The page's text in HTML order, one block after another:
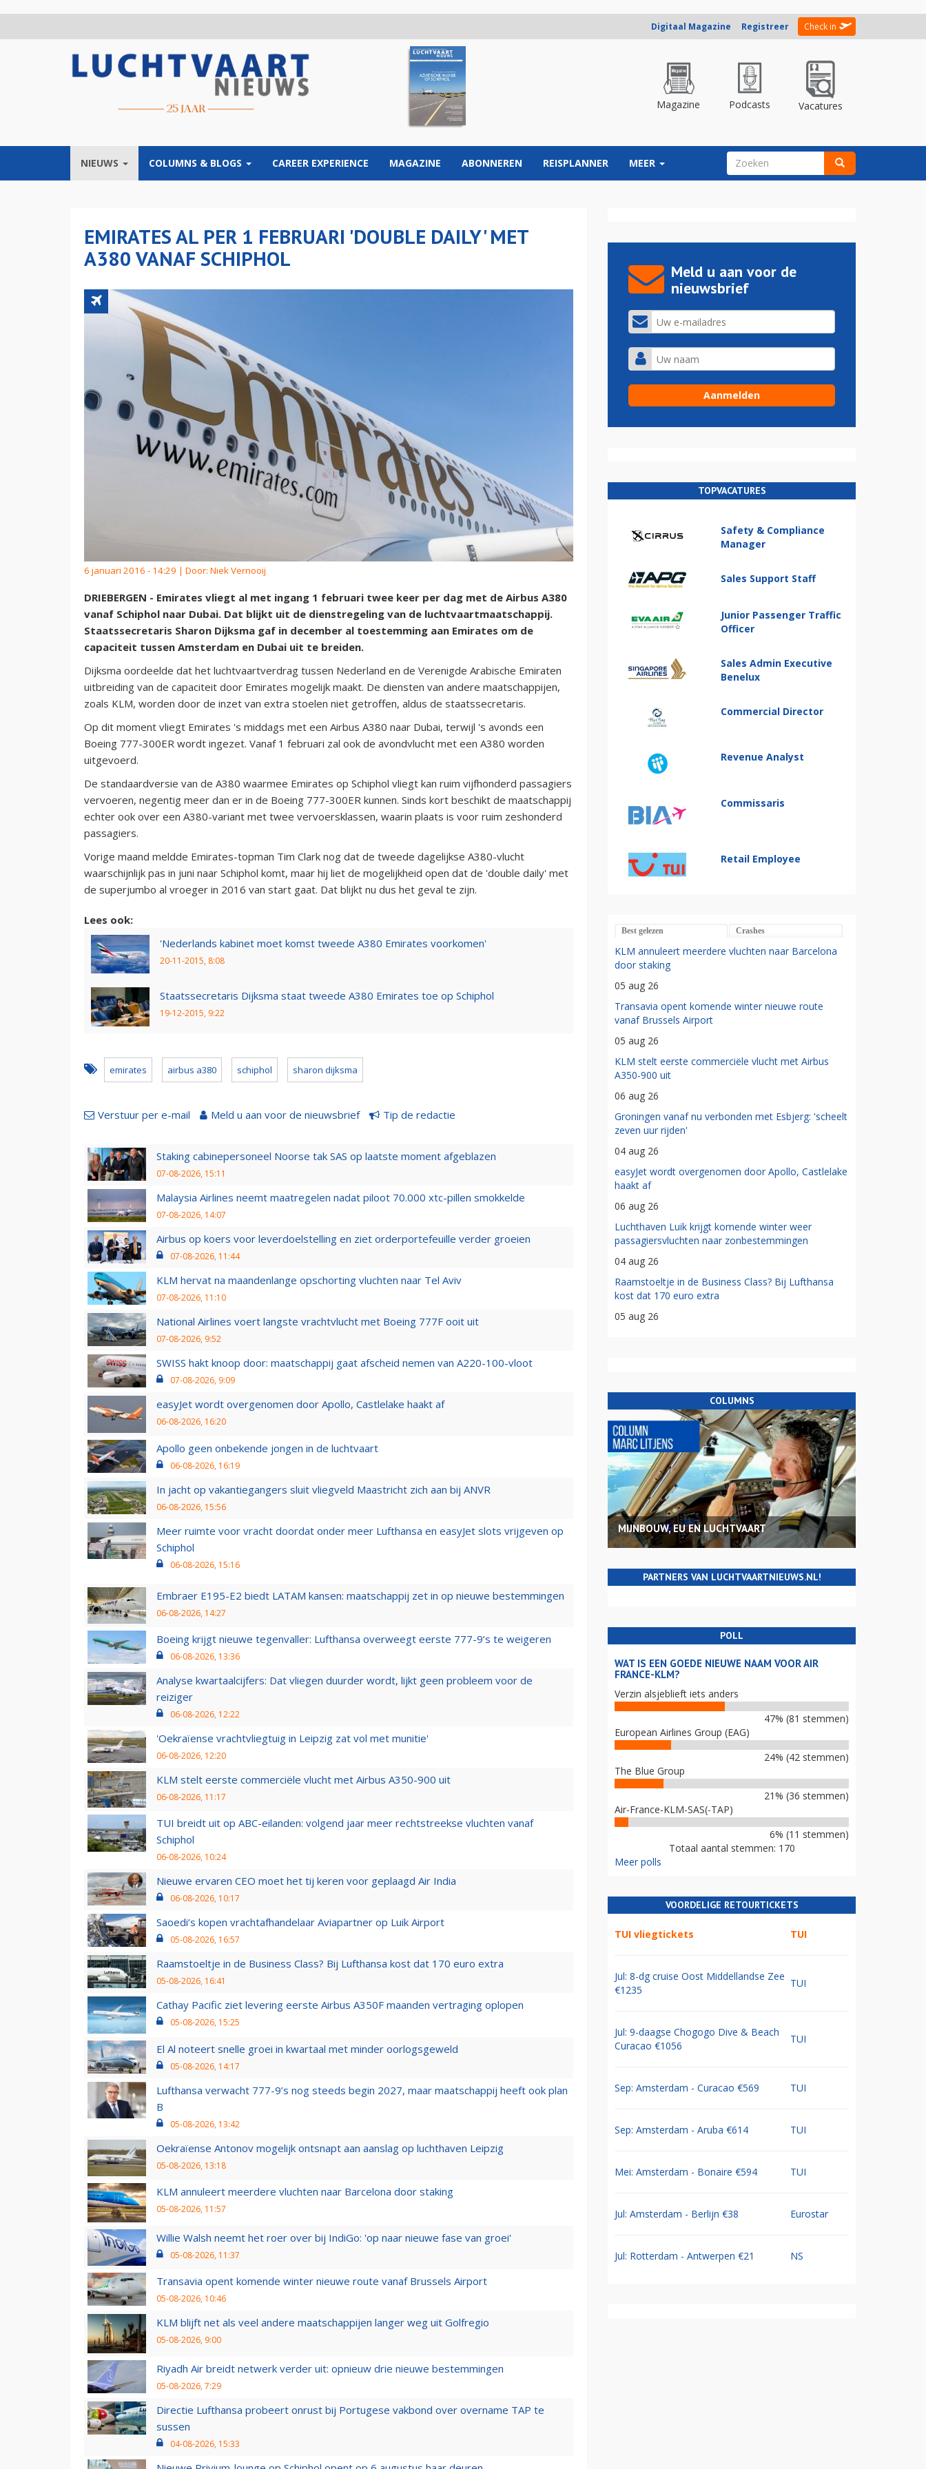
Digitaal Magazine Registreer Check in
Magazine Podcasts Vacatures
NIEUWS COLUMNS & BLOGS CAREER EXPERIENCE MAGAZINE ABONNEREN REISPLANNER MEER ZOEKVELD
EMIRATES AL PER 1 FEBRUARI 'DOUBLE DAILY' MET
A380 VANAF SCHIPHOL
6 januari 2016 - 14:29 | Door: Niek Vernooij
DRIEBERGEN - Emirates vliegt al met ingang 1 februari twee keer per dag met de Airbus A380
vanaf Schiphol naar Dubai. Dat blijkt uit de dienstregeling van de luchtvaartmaatschappij.
Staatssecretaris Sharon Dijksma gaf in december al toestemming aan Emirates om de
capaciteit tussen Amsterdam en Dubai uit te breiden.
Dijksma oordeelde dat het luchtvaartverdrag tussen Nederland en de Verenigde Arabische Emiraten
uitbreiding van de capaciteit door Emirates mogelijk maakt. De diensten van andere maatschappijen,
zoals KLM, worden door de inzet van extra stoelen niet getroffen, aldus de staatssecretaris.
Op dit moment vliegt Emirates 's middags met een Airbus A380 naar Dubai, terwijl 's avonds een
Boeing 777-300ER wordt ingezet. Vanaf 1 februari zal ook de avondvlucht met een A380 worden
uitgevoerd.
De standaardversie van de A380 waarmee Emirates op Schiphol vliegt kan ruim vijfhonderd passagiers
vervoeren, negentig meer dan er in de Boeing 777-300ER kunnen. Sinds kort beschikt de maatschappij
echter ook over een A380-variant met twee vervoersklassen, waarin plaats is voor ruim zeshonderd
passagiers.
Vorige maand meldde Emirates-topman Tim Clark nog dat de tweede dagelijkse A380-vlucht
waarschijnlijk pas in juni naar Schiphol komt, maar hij liet de mogelijkheid open dat de 'double daily' met
de superjumbo al vroeger in 2016 van start gaat. Dat blijkt nu dus het geval te zijn.
Lees ook:
'Nederlands kabinet moet komst tweede A380 Emirates voorkomen'
20-11-2015, 8:08
Staatssecretaris Dijksma staat tweede A380 Emirates toe op Schiphol
19-12-2015, 9:22
emirates airbus a380 schiphol sharon dijksma
Verstuur per e-mail Meld u aan voor de nieuwsbrief Tip de redactie
Staking cabinepersoneel Noorse tak SAS op laatste moment afgeblazen
07-08-2026, 15:11
Malaysia Airlines neemt maatregelen nadat piloot 70.000 xtc-pillen smokkelde
07-08-2026, 14:07
Airbus op koers voor leverdoelstelling en ziet orderportefeuille verder groeien
07-08-2026, 11:44
KLM hervat na maandenlange opschorting vluchten naar Tel Aviv
07-08-2026, 11:10
National Airlines voert langste vrachtvlucht met Boeing 777F ooit uit
07-08-2026, 9:52
SWISS hakt knoop door: maatschappij gaat afscheid nemen van A220-100-vloot
07-08-2026, 9:09
easyJet wordt overgenomen door Apollo, Castlelake haakt af
06-08-2026, 16:20
Apollo geen onbekende jongen in de luchtvaart
06-08-2026, 16:19
In jacht op vakantiegangers sluit vliegveld Maastricht zich aan bij ANVR
06-08-2026, 15:56
Meer ruimte voor vracht doordat onder meer Lufthansa en easyJet slots vrijgeven op
Schiphol
06-08-2026, 15:16
Embraer E195-E2 biedt LATAM kansen: maatschappij zet in op nieuwe bestemmingen
06-08-2026, 14:27
Boeing krijgt nieuwe tegenvaller: Lufthansa overweegt eerste 777-9’s te weigeren
06-08-2026, 13:36
Analyse kwartaalcijfers: Dat vliegen duurder wordt, lijkt geen probleem voor de
reiziger
06-08-2026, 12:22
'Oekraïense vrachtvliegtuig in Leipzig zat vol met munitie'
06-08-2026, 12:20
KLM stelt eerste commerciële vlucht met Airbus A350-900 uit
06-08-2026, 11:17
TUI breidt uit op ABC-eilanden: volgend jaar meer rechtstreekse vluchten vanaf
Schiphol
06-08-2026, 10:24
Nieuwe ervaren CEO moet het tij keren voor geplaagd Air India
06-08-2026, 10:17
Saoedi’s kopen vrachtafhandelaar Aviapartner op Luik Airport
05-08-2026, 16:57
Raamstoeltje in de Business Class? Bij Lufthansa kost dat 170 euro extra
05-08-2026, 16:41
Cathay Pacific ziet levering eerste Airbus A350F maanden vertraging oplopen
05-08-2026, 15:25
El Al noteert snelle groei in kwartaal met minder oorlogsgeweld
05-08-2026, 14:17
Lufthansa verwacht 777-9’s nog steeds begin 2027, maar maatschappij heeft ook plan
B
05-08-2026, 13:42
Oekraïense Antonov mogelijk ontsnapt aan aanslag op luchthaven Leipzig
05-08-2026, 13:18
KLM annuleert meerdere vluchten naar Barcelona door staking
05-08-2026, 11:57
Willie Walsh neemt het roer over bij IndiGo: 'op naar nieuwe fase van groei'
05-08-2026, 11:37
Transavia opent komende winter nieuwe route vanaf Brussels Airport
05-08-2026, 10:46
KLM blijft net als veel andere maatschappijen langer weg uit Golfregio
05-08-2026, 9:00
Riyadh Air breidt netwerk verder uit: opnieuw drie nieuwe bestemmingen
05-08-2026, 7:29
Directie Lufthansa probeert onrust bij Portugese vakbond over overname TAP te
sussen
04-08-2026, 15:33
Meld u aan voor de
nieuwsbrief
TOPVACATURES
Safety & Compliance
Manager
Sales Support Staff
Junior Passenger Traffic
Officer
Sales Admin Executive
Benelux
Commercial Director
Revenue Analyst
Commissaris
Retail Employee
Best gelezen Crashes
KLM annuleert meerdere vluchten naar Barcelona
door staking
05 aug 26
Transavia opent komende winter nieuwe route
vanaf Brussels Airport
05 aug 26
KLM stelt eerste commerciële vlucht met Airbus
A350-900 uit
06 aug 26
Groningen vanaf nu verbonden met Esbjerg: 'scheelt
zeven uur rijden'
04 aug 26
easyJet wordt overgenomen door Apollo, Castlelake
haakt af
06 aug 26
Luchthaven Luik krijgt komende winter weer
passagiersvluchten naar zonbestemmingen
04 aug 26
Raamstoeltje in de Business Class? Bij Lufthansa
kost dat 170 euro extra
05 aug 26
COLUMNS
MIJNBOUW, EU EN LUCHTVAART
PARTNERS VAN LUCHTVAARTNIEUWS.NL!
POLL
WAT IS EEN GOEDE NIEUWE NAAM VOOR AIR
FRANCE-KLM?
Verzin alsjeblieft iets anders
47% (81 stemmen)
European Airlines Group (EAG)
24% (42 stemmen)
The Blue Group
21% (36 stemmen)
Air-France-KLM-SAS(-TAP)
6% (11 stemmen)
Totaal aantal stemmen: 170
Meer polls
VOORDELIGE RETOURTICKETS
TUI vliegtickets TUI
Jul: 8-dg cruise Oost Middellandse Zee
€1235
TUI
Jul: 9-daagse Chogogo Dive & Beach
Curacao €1056
TUI
Sep: Amsterdam - Curacao €569 TUI
Sep: Amsterdam - Aruba €614 TUI
Mei: Amsterdam - Bonaire €594 TUI
Jul: Amsterdam - Berlijn €38 Eurostar
Jul: Rotterdam - Antwerpen €21 NS